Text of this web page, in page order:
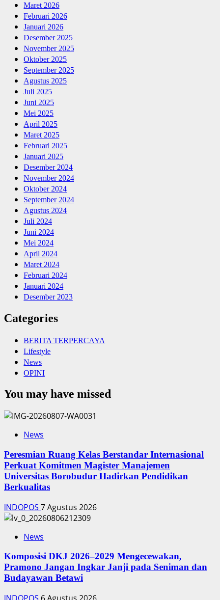
Maret 2026
Februari 2026
Januari 2026
Desember 2025
November 2025
Oktober 2025
September 2025
Agustus 2025
Juli 2025
Juni 2025
Mei 2025
April 2025
Maret 2025
Februari 2025
Januari 2025
Desember 2024
November 2024
Oktober 2024
September 2024
Agustus 2024
Juli 2024
Juni 2024
Mei 2024
April 2024
Maret 2024
Februari 2024
Januari 2024
Desember 2023
Categories
BERITA TERPERCAYA
Lifestyle
News
OPINI
You may have missed
News
Peresmian Ruang Kelas Berstandar Internasional
Perkuat Komitmen Magister Manajemen
Universitas Borobudur Hadirkan Pendidikan
Berkualitas
INDOPOS 7 Agustus 2026
News
Komposisi DKJ 2026–2029 Mengecewakan,
Pramono Jangan Ingkar Janji pada Seniman dan
Budayawan Betawi